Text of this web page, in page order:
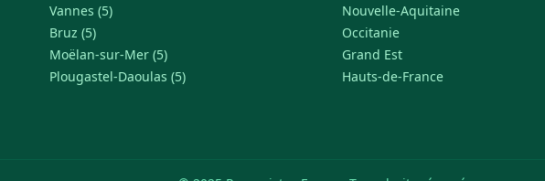
Vannes (5)
Bruz (5)
Moëlan-sur-Mer (5)
Plougastel-Daoulas (5)
Nouvelle-Aquitaine
Occitanie
Grand Est
Hauts-de-France